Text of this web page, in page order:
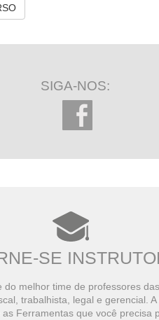
SIGA-NOS:
SE
do melhor time de professores
trabalhista, legal e gerencial. A
as Ferramentas que você precisa